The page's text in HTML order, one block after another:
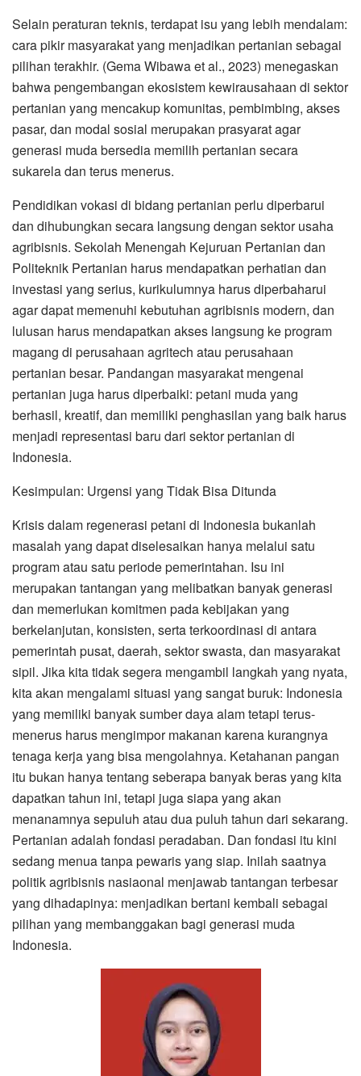
Selain peraturan teknis, terdapat isu yang lebih mendalam:
cara pikir masyarakat yang menjadikan pertanian sebagai
pilihan terakhir. (Gema Wibawa et al., 2023) menegaskan
bahwa pengembangan ekosistem kewirausahaan di sektor
pertanian yang mencakup komunitas, pembimbing, akses
pasar, dan modal sosial merupakan prasyarat agar
generasi muda bersedia memilih pertanian secara
sukarela dan terus menerus.
Pendidikan vokasi di bidang pertanian perlu diperbarui
dan dihubungkan secara langsung dengan sektor usaha
agribisnis. Sekolah Menengah Kejuruan Pertanian dan
Politeknik Pertanian harus mendapatkan perhatian dan
investasi yang serius, kurikulumnya harus diperbaharui
agar dapat memenuhi kebutuhan agribisnis modern, dan
lulusan harus mendapatkan akses langsung ke program
magang di perusahaan agritech atau perusahaan
pertanian besar. Pandangan masyarakat mengenai
pertanian juga harus diperbaiki: petani muda yang
berhasil, kreatif, dan memiliki penghasilan yang baik harus
menjadi representasi baru dari sektor pertanian di
Indonesia.
Kesimpulan: Urgensi yang Tidak Bisa Ditunda
Krisis dalam regenerasi petani di Indonesia bukanlah
masalah yang dapat diselesaikan hanya melalui satu
program atau satu periode pemerintahan. Isu ini
merupakan tantangan yang melibatkan banyak generasi
dan memerlukan komitmen pada kebijakan yang
berkelanjutan, konsisten, serta terkoordinasi di antara
pemerintah pusat, daerah, sektor swasta, dan masyarakat
sipil. Jika kita tidak segera mengambil langkah yang nyata,
kita akan mengalami situasi yang sangat buruk: Indonesia
yang memiliki banyak sumber daya alam tetapi terus-
menerus harus mengimpor makanan karena kurangnya
tenaga kerja yang bisa mengolahnya. Ketahanan pangan
itu bukan hanya tentang seberapa banyak beras yang kita
dapatkan tahun ini, tetapi juga siapa yang akan
menanamnya sepuluh atau dua puluh tahun dari sekarang.
Pertanian adalah fondasi peradaban. Dan fondasi itu kini
sedang menua tanpa pewaris yang siap. Inilah saatnya
politik agribisnis nasiaonal menjawab tantangan terbesar
yang dihadapinya: menjadikan bertani kembali sebagai
pilihan yang membanggakan bagi generasi muda
Indonesia.